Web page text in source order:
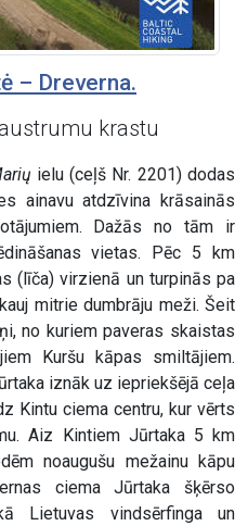
– Dreverna.
krastu
ielu (ceļš Nr. 2201) dodas
ainavu atdzīvina krāsainās
Dažās no tām ir
vietas. Pēc 5 km
(līča) virzienā un turpinās pa
mitrie dumbrāju meži. Šeit
no kuriem paveras skaistas
Kuršu kāpas smiltājiem.
iznāk uz iepriekšējā ceļa
Kintu ciema centru, kur vērts
Aiz Kintiem Jūrtaka 5 km
noaugušu mežainu kāpu
ciema Jūrtaka šķērso
Lietuvas vindsērfinga un